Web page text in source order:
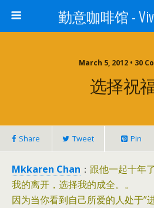
勤意咖啡馆 -
March 5, 2012 • 30
选择祝
Share Tweet Pin
Mkkaren Chan ： 跟他一起十年
我的离开，选择我的成全。。
因为当你看到自己所爱的人处于”